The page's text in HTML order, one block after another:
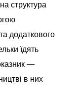
структура
додаткового
їдять
—
в них